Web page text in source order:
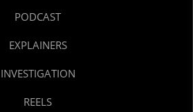
PODCAST
EXPLAINERS
INVESTIGATION
REELS